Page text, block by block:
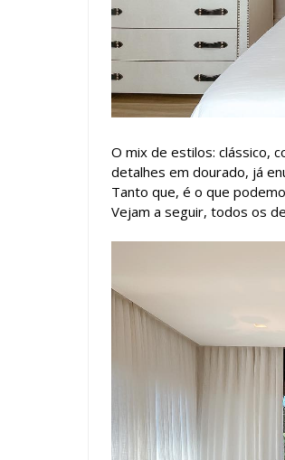
O mix de estilos: clássico,
detalhes em dourado, já
Tanto que, é o que
Vejam a seguir, todos os